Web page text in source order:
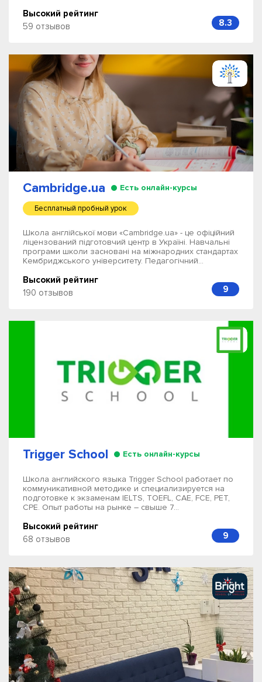
Высокий рейтинг
59 отзывов
8.3
Cambridge.ua Есть онлайн-курсы
Бесплатный пробный урок
Школа англійської мови «Cambridge.ua» - це офіційний
ліцензований підготовчий центр в Україні. Навчальні
програми школи засновані на міжнародних стандартах
Кембриджського університету. Педагогічний...
Высокий рейтинг
190 отзывов
9
Trigger School Есть онлайн-курсы
Школа английского языка Trigger School работает по
коммуникативной методике и специализируется на
подготовке к экзаменам IELTS, TOEFL, CAE, FCE, PET,
CPE. Опыт работы на рынке – свыше 7...
Высокий рейтинг
68 отзывов
9